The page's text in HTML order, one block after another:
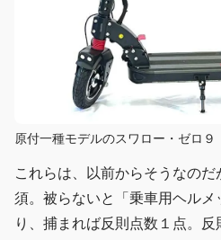
原付一種モデルのスワロー・ゼロ９
これらは、以前からそうなの
須。被らないと「乗車用ヘル
り、捕まれば反則点数１点。